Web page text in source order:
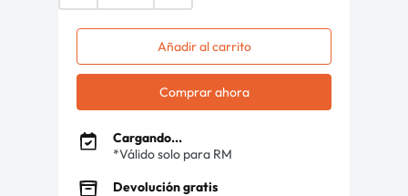
Añadir al carrito
Comprar ahora
Cargando...
*Válido solo para RM
Devolución gratis